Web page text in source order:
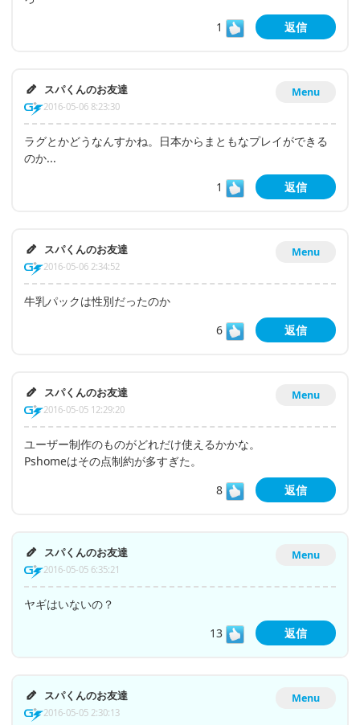
1
返信
Menu
スパくんのお友達
2016-05-06 8:23:30
ラグとかどうなんすかね。日本からまともなプレイができる
のか...
1
返信
Menu
スパくんのお友達
2016-05-06 2:34:52
牛乳パックは性別だったのか
6
返信
Menu
スパくんのお友達
2016-05-05 12:29:20
ユーザー制作のものがどれだけ使えるかかな。
Pshomeはその点制約が多すぎた。
8
返信
Menu
スパくんのお友達
2016-05-05 6:35:21
ヤギはいないの？
13
返信
Menu
スパくんのお友達
2016-05-05 2:30:13